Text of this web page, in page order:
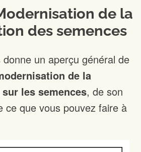
de la
des semences
un aperçu général de
de la
les semences, de son
ce que vous pouvez faire à